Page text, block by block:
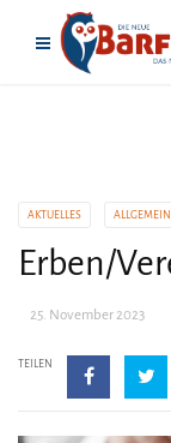
AKTUELLES ALLGEMEIN
Erben/
25. November 2023
TEILEN